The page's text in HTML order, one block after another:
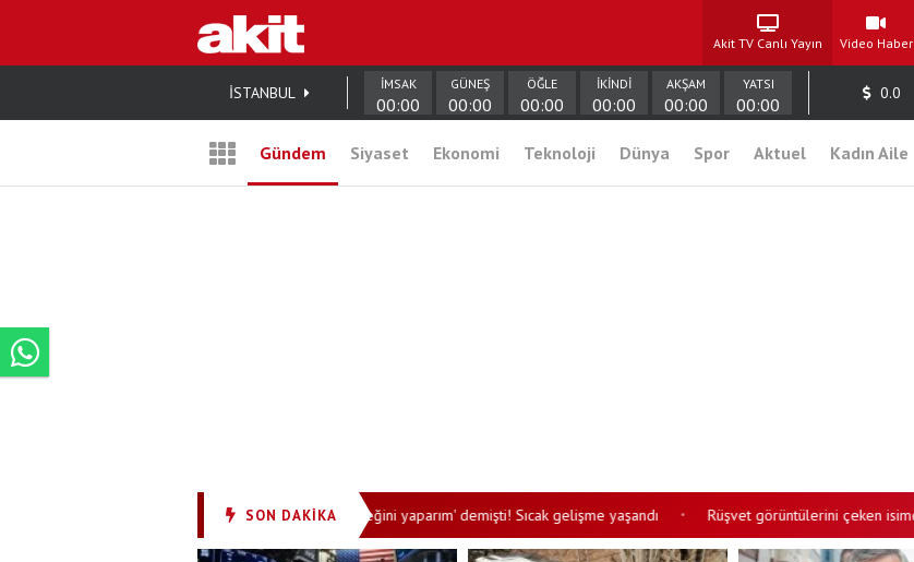
Akit TV Canlı Yayın Video Haber
İSTANBUL İMSAK
00:00
GÜNEŞ
00:00
ÖĞLE
00:00
İKİNDİ
00:00
AKŞAM
00:00
YATSI
00:00
0.0
Gündem Siyaset Ekonomi Teknoloji Dünya Spor Aktuel Kadın Aile
SON DAKİKA
Aziz Yıldırım 'Devlet yapmazsa ben gereğini yaparım' demişti! Sıcak gelişme yaşandı • Rüşvet görüntülerini çeken isimden